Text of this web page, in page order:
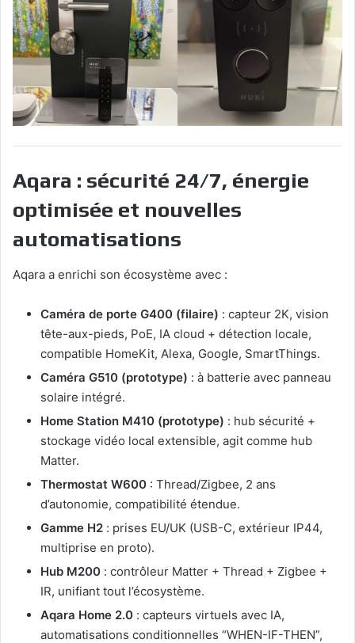
Aqara : sécurité 24/7, énergie
optimisée et nouvelles
automatisations
Aqara a enrichi son écosystème avec :
Caméra de porte G400 (filaire) : capteur 2K, vision
tête-aux-pieds, PoE, IA cloud + détection locale,
compatible HomeKit, Alexa, Google, SmartThings.
Caméra G510 (prototype) : à batterie avec panneau
solaire intégré.
Home Station M410 (prototype) : hub sécurité +
stockage vidéo local extensible, agit comme hub
Matter.
Thermostat W600 : Thread/Zigbee, 2 ans
d’autonomie, compatibilité étendue.
Gamme H2 : prises EU/UK (USB-C, extérieur IP44,
multiprise en proto).
Hub M200 : contrôleur Matter + Thread + Zigbee +
IR, unifiant tout l’écosystème.
Aqara Home 2.0 : capteurs virtuels avec IA,
automatisations conditionnelles “WHEN-IF-THEN”,